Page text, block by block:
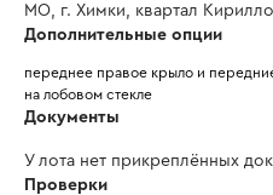
МО, г. Химки, квартал
Дополнительные опции
переднее правое крыло и
на лобовом стекле
Документы
У лота нет прикреплённых
Проверки